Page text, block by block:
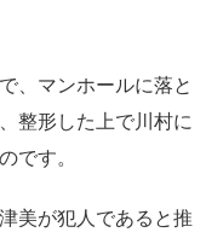
、マンホールに落と
整形した上で川村に
です。
美が犯人であると推